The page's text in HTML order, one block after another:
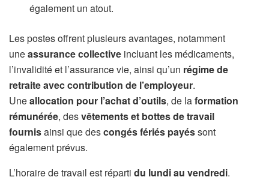
également un atout.
Les postes offrent plusieurs avantages, notamment
uneassurance collective incluant les médicaments,
l’invalidité et l’assurance vie, ainsi qu’un régime de
retraite avec contribution de l’employeur.
Uneallocation pour l’achat d’outils, de laformation
rémunérée, desvêtements et bottes de travail
fournisainsi que descongés fériés payéssont
également prévus.
L’horaire de travail est réparti du lundi au vendredi.